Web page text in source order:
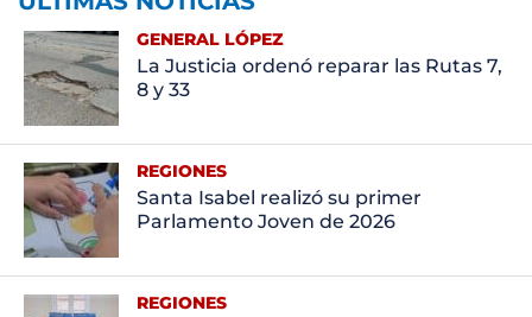
GENERAL LÓPEZ
La Justicia ordenó reparar las Rutas 7,
8 y 33
REGIONES
Santa Isabel realizó su primer
Parlamento Joven de 2026
REGIONES